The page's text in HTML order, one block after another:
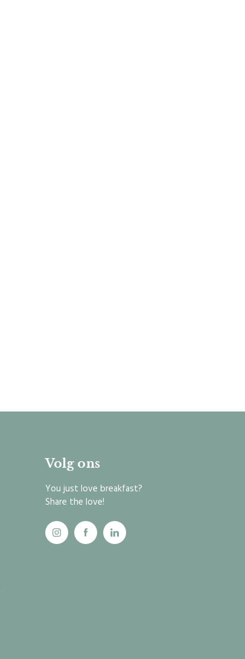
Volg ons
You just love breakfast?
Share the love!